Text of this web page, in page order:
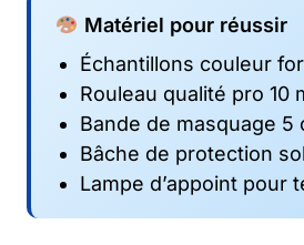
Matériel pour réussir
Échantillons couleur
Rouleau qualité pro 10
Bande de masquage 5
Bâche de protection sol
Lampe d’appoint pour